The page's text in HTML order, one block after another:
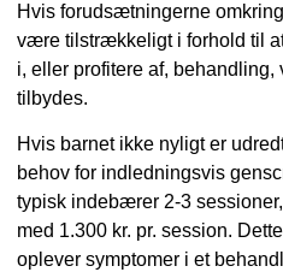
Hvis forudsætningerne
være tilstrækkeligt i forhold til
i, eller profitere af,
tilbydes.
Hvis barnet ikke nyligt er
behov for indledningsvis
typisk indebærer 2-3
med 1.300 kr. pr. session.
oplever symptomer i et